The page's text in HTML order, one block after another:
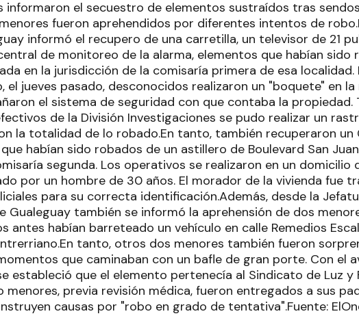
informaron el secuestro de elementos sustraídos tras
fueron aprehendidos por diferentes intentos de
informó el recupero de una carretilla, un televisor de 21
de monitoreo de la alarma, elementos que habían sido
en la jurisdicción de la comisaría primera de esa localidad.
jueves pasado, desconocidos realizaron un "boquete" en
el sistema de seguridad con que contaba la propiedad.
de la División Investigaciones se pudo realizar un
la totalidad de lo robado.En tanto, también recuperaron un
habían sido robados de un astillero de Boulevard San
segunda. Los operativos se realizaron en un domicilio
por un hombre de 30 años. El morador de la vivienda fue
para su correcta identificación.Además, desde la
Gualeguay también se informó la aprehensión de dos
antes habían barreteado un vehículo en calle Remedios
tanto, otros dos menores también fueron
que caminaban con un bafle de gran porte. Con el
estableció que el elemento pertenecía al Sindicato de Luz y
menores, previa revisión médica, fueron entregados a sus
causas por "robo en grado de tentativa".Fuente: